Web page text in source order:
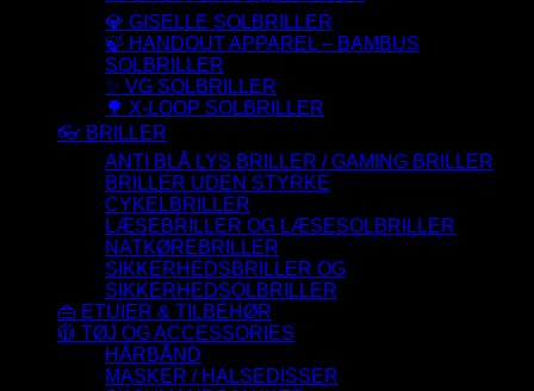
💎 GISELLE SOLBRILLER
🍃 HANDOUT APPAREL – BAMBUS
SOLBRILLER
✨ VG SOLBRILLER
🌳 X-LOOP SOLBRILLER
👓 BRILLER
ANTI BLÅ LYS BRILLER / GAMING BRILLER
BRILLER UDEN STYRKE
CYKELBRILLER
LÆSEBRILLER OG LÆSESOLBRILLER
NATKØREBRILLER
SIKKERHEDSBRILLER OG
SIKKERHEDSOLBRILLER
👜 ETUIER & TILBEHØR
🧥 TØJ OG ACCESSORIES
HÅRBÅND
MASKER / HALSEDISSER